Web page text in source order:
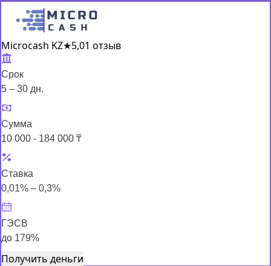
Microcash KZ★5,01 отзыв
Срок
5 – 30 дн.
Сумма
10 000 - 184 000 ₸
Ставка
0,01% – 0,3%
ГЭСВ
до 179%
Получить деньги